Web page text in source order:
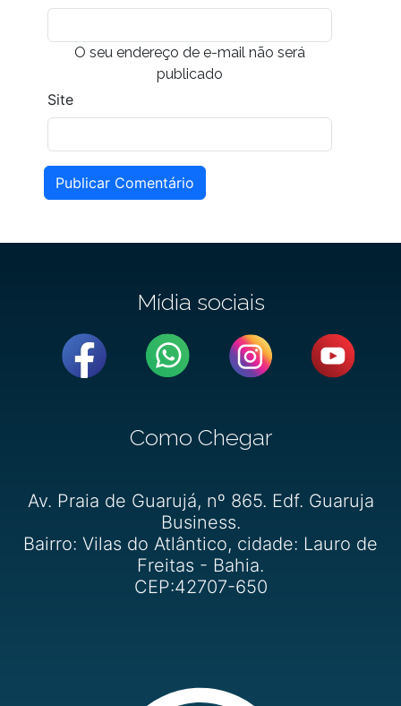
O seu endereço de e-mail não será
publicado
Site
Publicar Comentário
Mídia sociais
Como Chegar
Av. Praia de Guarujá, nº 865. Edf. Guaruja
Business.
Bairro: Vilas do Atlântico, cidade: Lauro de
Freitas - Bahia.
CEP:42707-650